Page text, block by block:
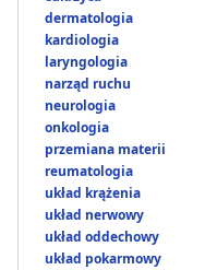
dermatologia
kardiologia
laryngologia
narząd ruchu
neurologia
onkologia
przemiana materii
reumatologia
układ krążenia
układ nerwowy
układ oddechowy
układ pokarmowy